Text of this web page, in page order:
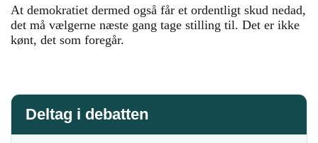
At demokratiet dermed også får et ordentligt skud nedad,
det må vælgerne næste gang tage stilling til. Det er ikke
kønt, det som foregår.
Deltag i debatten